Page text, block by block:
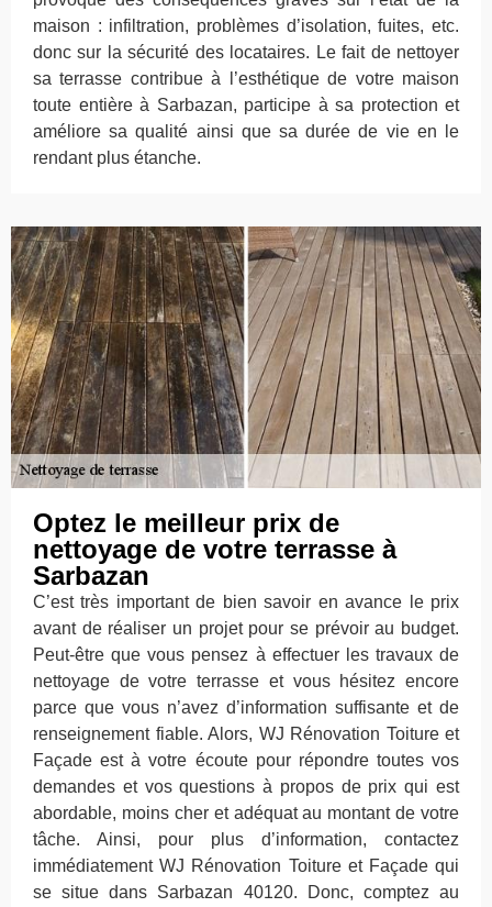
maison : infiltration, problèmes d’isolation, fuites, etc.
donc sur la sécurité des locataires. Le fait de nettoyer
sa terrasse contribue à l’esthétique de votre maison
toute entière à Sarbazan, participe à sa protection et
améliore sa qualité ainsi que sa durée de vie en le
rendant plus étanche.
Optez le meilleur prix de
nettoyage de votre terrasse à
Sarbazan
C’est très important de bien savoir en avance le prix
avant de réaliser un projet pour se prévoir au budget.
Peut-être que vous pensez à effectuer les travaux de
nettoyage de votre terrasse et vous hésitez encore
parce que vous n’avez d’information suffisante et de
renseignement fiable. Alors, WJ Rénovation Toiture et
Façade est à votre écoute pour répondre toutes vos
demandes et vos questions à propos de prix qui est
abordable, moins cher et adéquat au montant de votre
tâche. Ainsi, pour plus d’information, contactez
immédiatement WJ Rénovation Toiture et Façade qui
se situe dans Sarbazan 40120. Donc, comptez au